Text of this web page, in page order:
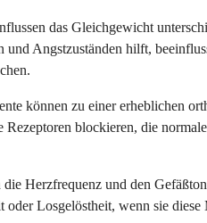
das Gleichgewicht
Angstzuständen hilft,
können zu einer erheblichen
blockieren, die
Herzfrequenz und den
Losgelöstheit, wenn sie diese